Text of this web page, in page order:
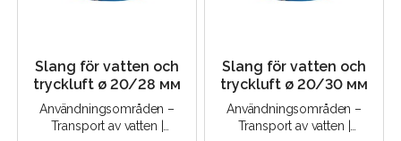
Slang för vatten och
tryckluft ø 20/28 мм
Användningsområden –
Transport av vatten |
Slang för vatten och
tryckluft ø 20/30 мм
Användningsområden –
Transport av vatten |